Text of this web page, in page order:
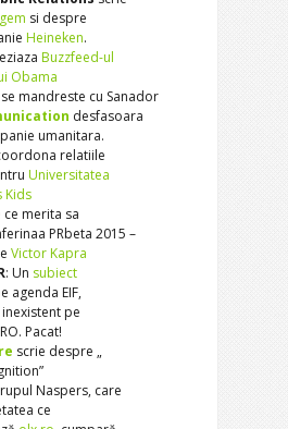
si despre
Heineken.
Buzzfeed-ul
Obama
se mandreste cu Sanador
desfasoara
umanitara.
relatiile
Universitatea
Kids
ce merita sa
PRbeta 2015 –
VictorKapra
: Un subiect
agenda EIF,
pe
Pacat!
scrie despre „
Naspers, care
ce